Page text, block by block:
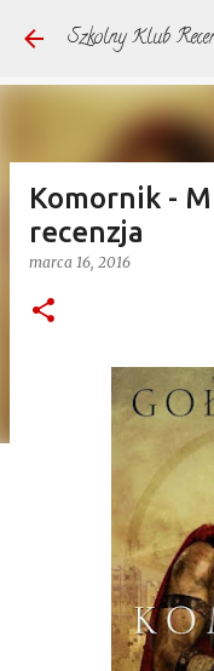
Przejdź
Szkolny Klub
Komornik -
recenzja
marca 16, 2016